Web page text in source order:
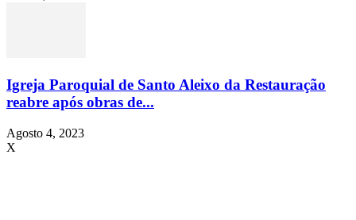
Igreja Paroquial de Santo Aleixo da Restauração
reabre após obras de...
Agosto 4, 2023
X